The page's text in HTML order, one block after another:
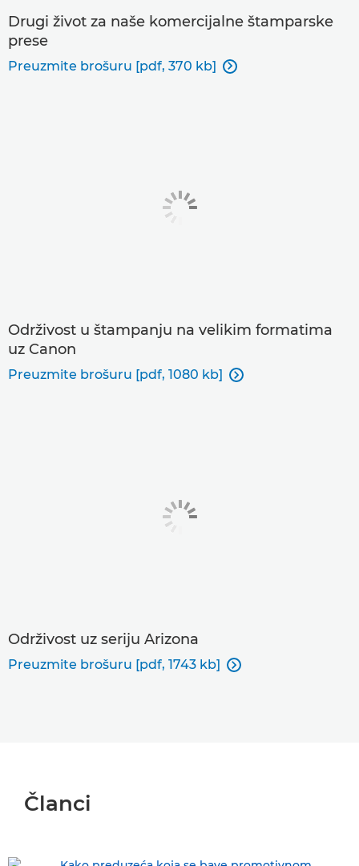
Drugi život za naše komercijalne štamparske
prese
Preuzmite brošuru [pdf, 370 kb] 
Održivost u štampanju na velikim formatima
uz Canon
Preuzmite brošuru [pdf, 1080 kb] 
Održivost uz seriju Arizona
Preuzmite brošuru [pdf, 1743 kb] 
Članci